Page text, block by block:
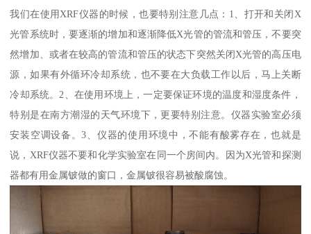
我们在使用XRF仪器的时候，也要特别注意几点：1、打开和关闭X
光管系统时，要逐渐的增加和逐渐降低X光管的管流和管压，不要突
然增加、或者在较高的管流和管压的状态下突然关闭X光管的高压电
源，如果有外循环冷却系统，也不要在大负载工作以后，马上关断
冷却系统。2、在使用环境上，一定要保证环境的温度和湿度条件，
特别是在南方潮湿的天气环境下，更要特别注意。仪器实验室必须
安装空调设备。3、仪器的使用环境中，不能有酸雾存在，也就是
说，XRF仪器不要和化学实验室在同一个房间内。因为X光管和探测
器都有用金属铍做的窗口，金属铍很容易被酸腐蚀。